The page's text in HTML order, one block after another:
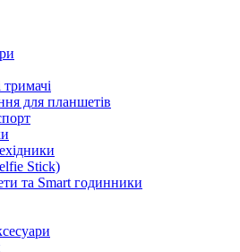
для планшетів
Stick)
та Smart годинники